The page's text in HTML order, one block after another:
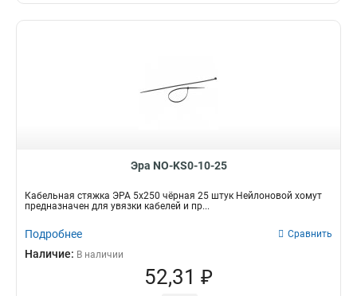
Эра NO-KS0-10-25
Кабельная стяжка ЭРА 5x250 чёрная 25 штук Нейлоновой хомут
предназначен для увязки кабелей и пр...
Подробнее Сравнить
Наличие: В наличии
52,31 ₽